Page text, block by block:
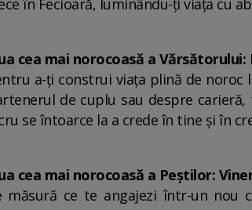
în Fecioară, luminându-ți viața cu
cea mai norocoasă a
a-ți construi viața plină de noroc
de cuplu sau despre
se întoarce la a crede în tine și în
cea mai norocoasă a Peștilor:
măsură ce te angajezi într-un